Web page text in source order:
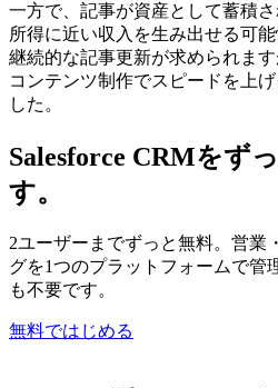
一方で、記事が資産として蓄積
所得に近い収入を生み出せる可
継続的な記事更新が求められま
コンテンツ制作でスピードを上
した。
Salesforce CRMをず
す。
2ユーザーまでずっと無料。営業
グを1つのプラットフォームで管
も不要です。
無料ではじめる